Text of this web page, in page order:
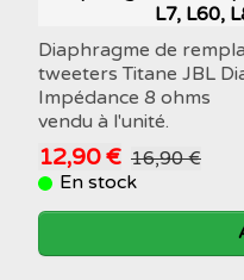
L7, L60,
Diaphragme de
tweeters Titane JBL
Impédance 8 ohms
vendu à l'unité.
12,90 € 16,90 €
En stock